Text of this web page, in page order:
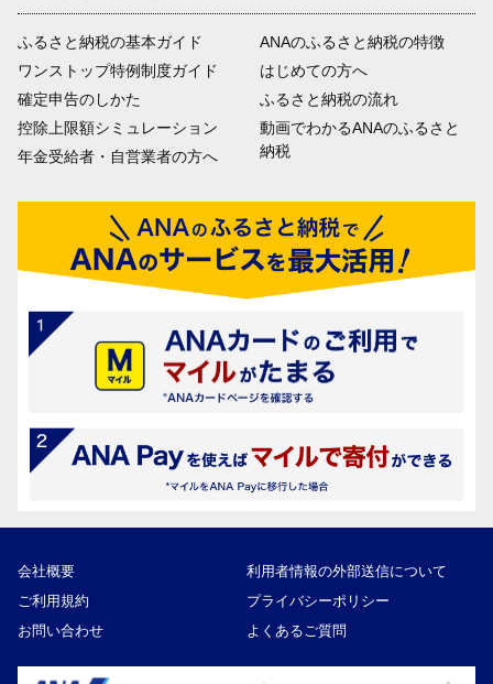
ふるさと納税の基本ガイド
ワンストップ特例制度ガイド
確定申告のしかた
控除上限額シミュレーション
年金受給者・自営業者の方へ
ANAのふるさと納税の特徴
はじめての方へ
ふるさと納税の流れ
動画でわかるANAのふるさと
納税
会社概要
利用者情報の外部送信について
ご利用規約
プライバシーポリシー
お問い合わせ
よくあるご質問